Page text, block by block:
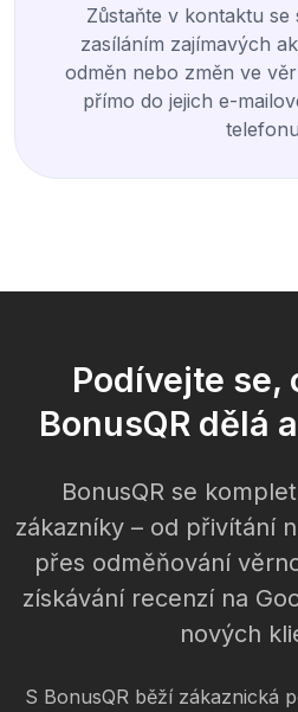
Zůstaňte v kontaktu
zasíláním zajímavých
odměn nebo změn ve
přímo do jejich e-
Podívejte se,
BonusQR dělá
BonusQR se
zákazníky – od přivítání
přes odměňování
získávání recenzí na
nových
S BonusQR běží zákaznická